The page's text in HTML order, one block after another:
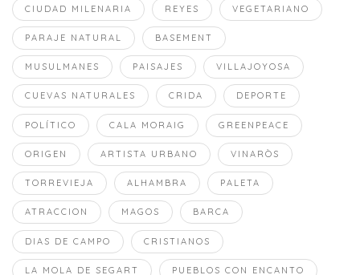
CIUDAD MILENARIA REYES VEGETARIANO
PARAJE NATURAL BASEMENT
MUSULMANES PAISAJES VILLAJOYOSA
CUEVAS NATURALES CRIDA DEPORTE
POLÍTICO CALA MORAIG GREENPEACE
ORIGEN ARTISTA URBANO VINARÒS
TORREVIEJA ALHAMBRA PALETA
ATRACCION MAGOS BARCA
DIAS DE CAMPO CRISTIANOS
LA MOLA DE SEGART PUEBLOS CON ENCANTO